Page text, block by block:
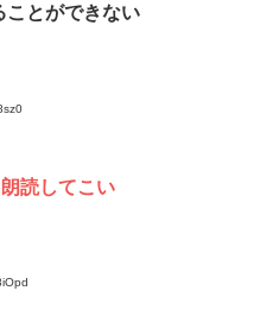
ことができない
読してこい